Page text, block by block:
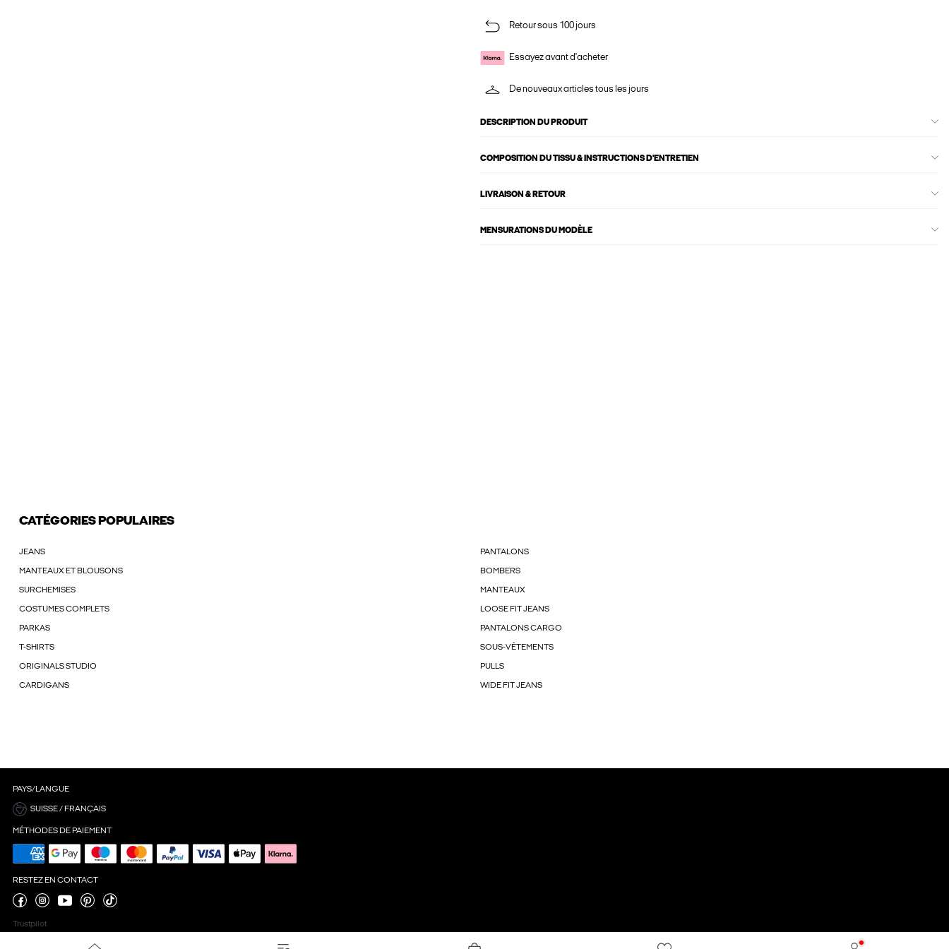
Retour sous 100 jours
Essayez avant d'acheter
De nouveaux articles tous les jours
DESCRIPTION DU PRODUIT
COMPOSITION DU TISSU & INSTRUCTIONS D'ENTRETIEN
LIVRAISON & RETOUR
MENSURATIONS DU MODÈLE
CATÉGORIES POPULAIRES
JEANS PANTALONS
MANTEAUX ET BLOUSONS BOMBERS
SURCHEMISES MANTEAUX
COSTUMES COMPLETS LOOSE FIT JEANS
PARKAS PANTALONS CARGO
T-SHIRTS SOUS-VÊTEMENTS
ORIGINALS STUDIO PULLS
CARDIGANS WIDE FIT JEANS
PAYS/LANGUE
SUISSE / FRANÇAIS
MÉTHODES DE PAIEMENT
RESTEZ EN CONTACT
Trustpilot